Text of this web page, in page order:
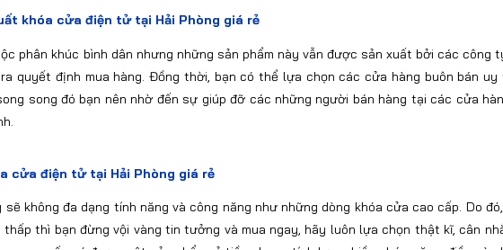
khóa cửa điện tử tại Hải Phòng giá rẻ
phân khúc bình dân nhưng những sản phẩm này vẫn được sản xuất bởi các
quyết định mua hàng. Đồng thời, bạn có thể lựa chọn các cửa hàng buôn bán uy
song đó bạn nên nhờ đến sự giúp đỡ các những người bán hàng tại các cửa
cửa điện tử tại Hải Phòng giá rẻ
không đa dạng tính năng và công năng như những dòng khóa cửa cao cấp. Do
thì bạn đừng vội vàng tin tưởng và mua ngay, hãy luôn lựa chọn thật kĩ, cân